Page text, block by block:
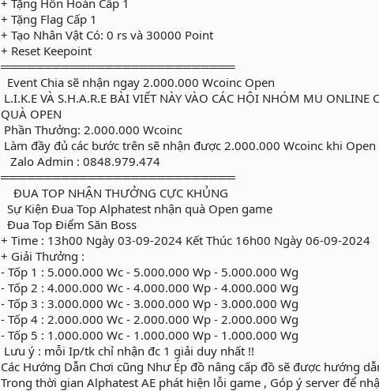
+ Tặng Hồn Hoàn Cấp 1
+ Tặng Flag Cấp 1
+ Tạo Nhân Vật Có: 0 rs và 30000 Point
+ Reset Keepoint
═══════════════════════════
Event Chia sẽ nhận ngay 2.000.000 Wcoinc Open
L.I.K.E VÀ S.H.A.R.E BÀI VIẾT NÀY VÀO CÁC HỘI NHÓM MU
QUÀ OPEN
Phần Thưởng: 2.000.000 Wcoinc
Làm đầy đủ các bước trên sẽ nhận được 2.000.000 Wcoinc khi Open
Zalo Admin : 0848.979.474
═══════════════════════════
ĐUA TOP NHẬN THƯỞNG CỰC KHỦNG
Sự Kiện Đua Top Alphatest nhận quà Open game
Đua Top Điểm Săn Boss
+ Time : 13h00 Ngày 03-09-2024 Kết Thúc 16h00 Ngày 06-09-2024
+ Giải Thưởng :
- Tốp 1 : 5.000.000 Wc - 5.000.000 Wp - 5.000.000 Wg
- Tốp 2 : 4.000.000 Wc - 4.000.000 Wp - 4.000.000 Wg
- Tốp 3 : 3.000.000 Wc - 3.000.000 Wp - 3.000.000 Wg
- Tốp 4 : 2.000.000 Wc - 2.000.000 Wp - 2.000.000 Wg
- Tốp 5 : 1.000.000 Wc - 1.000.000 Wp - 1.000.000 Wg
Lưu ý : mỗi Ip/tk chỉ nhận đc 1 giải duy nhất !!
Các Hướng Dẫn Chơi cũng Như Ép đồ nâng cấp đồ sẽ được hướng
Trong thời gian Alphatest AE phát hiện lỗi game , Góp ý server để